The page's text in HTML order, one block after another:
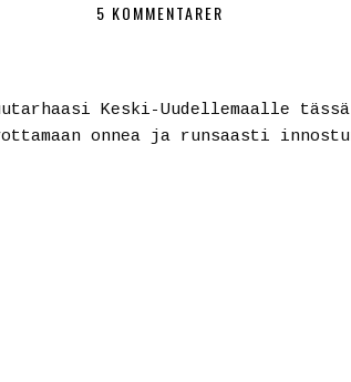
5 KOMMENTARER
Keski-Uudellemaalle
onnea ja runsaasti